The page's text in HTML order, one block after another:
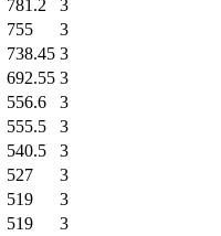
781.2
3
755
3
738.45 3
692.55 3
556.6
3
555.5
3
540.5
3
527
3
519
3
519
3